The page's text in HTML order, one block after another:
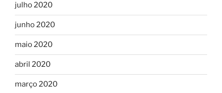
julho 2020
junho 2020
maio 2020
abril 2020
março 2020